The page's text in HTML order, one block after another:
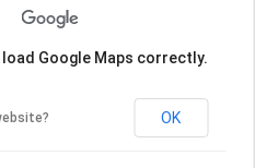
load Google Maps correctly.
OK